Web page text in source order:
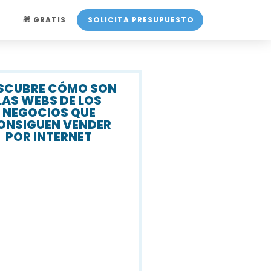
🎁 GRATIS SOLICITA PRESUPUESTO
CÓMO SON
WEBS DE LOS
NEGOCIOS QUE
VENDER
POR INTERNET